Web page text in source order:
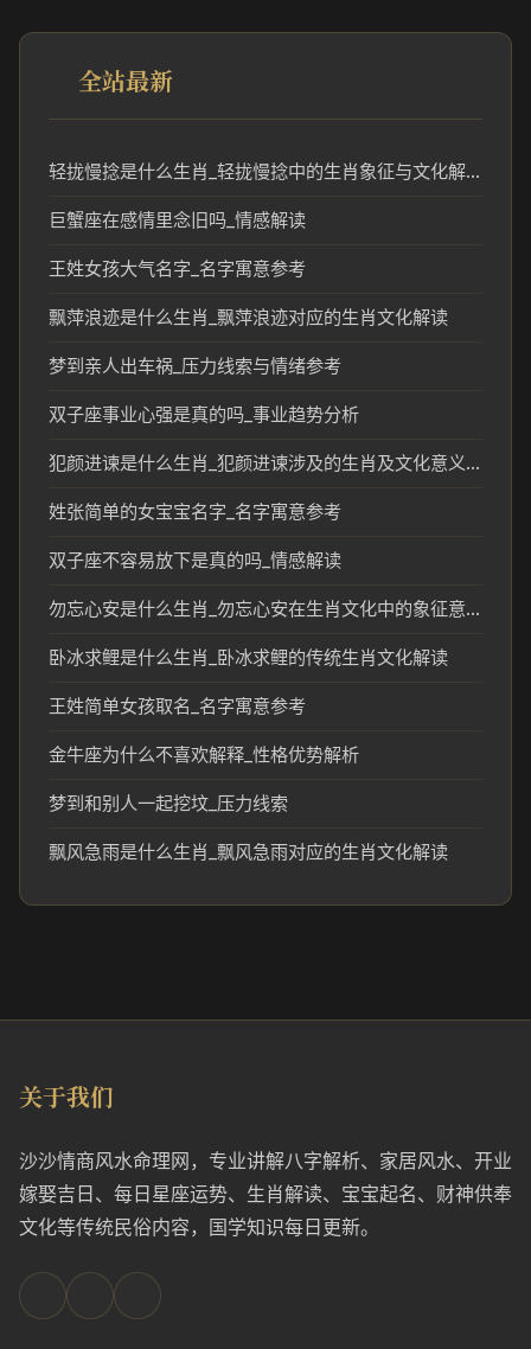
全站最新
轻拢慢捻是什么生肖_轻拢慢捻中的生肖象征与文化解析
巨蟹座在感情里念旧吗_情感解读
王姓女孩大气名字_名字寓意参考
飘萍浪迹是什么生肖_飘萍浪迹对应的生肖文化解读
梦到亲人出车祸_压力线索与情绪参考
双子座事业心强是真的吗_事业趋势分析
犯颜进谏是什么生肖_犯颜进谏涉及的生肖及文化意义解析
姓张简单的女宝宝名字_名字寓意参考
双子座不容易放下是真的吗_情感解读
勿忘心安是什么生肖_勿忘心安在生肖文化中的象征意义
卧冰求鲤是什么生肖_卧冰求鲤的传统生肖文化解读
王姓简单女孩取名_名字寓意参考
金牛座为什么不喜欢解释_性格优势解析
梦到和别人一起挖坟_压力线索
飘风急雨是什么生肖_飘风急雨对应的生肖文化解读
关于我们
沙沙情商风水命理网，专业讲解八字解析、家居风水、开业
嫁娶吉日、每日星座运势、生肖解读、宝宝起名、财神供奉
文化等传统民俗内容，国学知识每日更新。